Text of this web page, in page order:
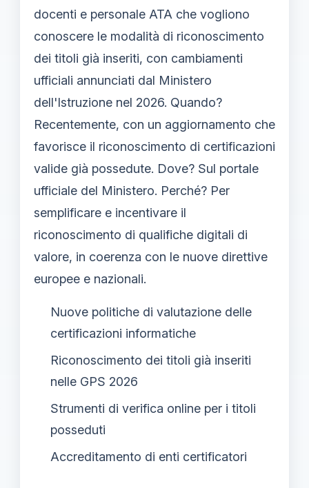
docenti e personale ATA che vogliono
conoscere le modalità di riconoscimento
dei titoli già inseriti, con cambiamenti
ufficiali annunciati dal Ministero
dell'Istruzione nel 2026. Quando?
Recentemente, con un aggiornamento che
favorisce il riconoscimento di certificazioni
valide già possedute. Dove? Sul portale
ufficiale del Ministero. Perché? Per
semplificare e incentivare il
riconoscimento di qualifiche digitali di
valore, in coerenza con le nuove direttive
europee e nazionali.
Nuove politiche di valutazione delle
certificazioni informatiche
Riconoscimento dei titoli già inseriti
nelle GPS 2026
Strumenti di verifica online per i titoli
posseduti
Accreditamento di enti certificatori